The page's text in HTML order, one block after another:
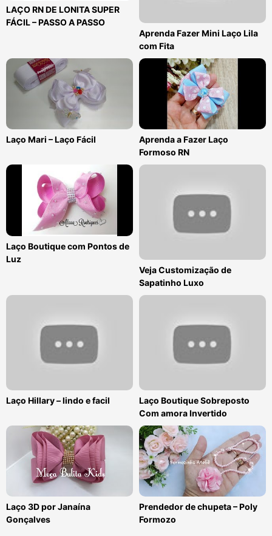
LAÇO RN DE LONITA SUPER
FÁCIL – PASSO A PASSO
Aprenda Fazer Mini Laço Lila
com Fita
Laço Mari – Laço Fácil
Aprenda a Fazer Laço
Formoso RN
Laço Boutique com Pontos de
Luz
Veja Customização de
Sapatinho Luxo
Laço Hillary – lindo e facil
Laço Boutique Sobreposto
Com amora Invertido
Laço 3D por Janaína
Gonçalves
Prendedor de chupeta – Poly
Formozo